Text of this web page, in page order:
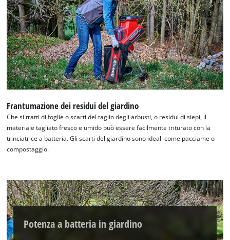
Frantumazione dei residui del giardino
Che si tratti di foglie o scarti del taglio degli arbusti, o residui di siepi, il
materiale tagliato fresco e umido può essere facilmente triturato con la
trinciatrice a batteria. Gli scarti del giardino sono ideali come pacciame o
compostaggio.
Potenza a batteria in giardino